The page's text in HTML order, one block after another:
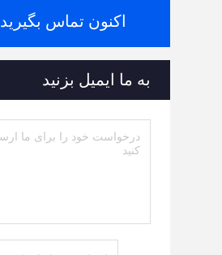
اکنون تماس بگیرید
به ما ایمیل بزنید